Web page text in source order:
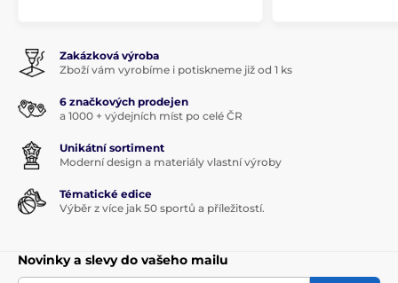
Zakázková výroba
Zboží vám vyrobíme i potiskneme již od 1 ks
6 značkových prodejen
a 1000 + výdejních míst po celé ČR
Unikátní sortiment
Moderní design a materiály vlastní výroby
Tématické edice
Výběr z více jak 50 sportů a příležitostí.
Novinky a slevy do vašeho mailu